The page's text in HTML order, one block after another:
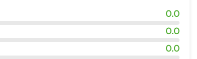
0.0
0.0
0.0